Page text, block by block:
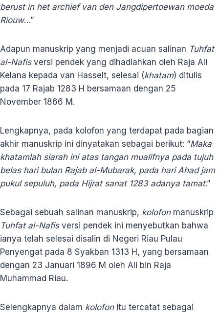
berust in het archief van den Jangdipertoewan moeda
Riouw…”
Adapun manuskrip yang menjadi acuan salinan Tuhfat
al-Nafisversi pendek yang dihadiahkan oleh Raja Ali
Kelana kepada van Hasselt, selesai (khatam) ditulis
pada 17 Rajab 1283 H bersamaan dengan 25
November 1866 M.
Lengkapnya, pada kolofon yang terdapat pada bagian
akhir manuskrip ini dinyatakan sebagai berikut: “Maka
khatamlah siarah ini atas tangan mualifnya pada tujuh
belas hari bulan Rajab al-Mubarak, pada hari Ahad jam
pukul sepuluh, pada Hijrat sanat 1283 adanya tamat.”
Sebagai sebuah salinan manuskrip, kolofonmanuskrip
Tuhfat al-Nafisversi pendek ini menyebutkan bahwa
ianya telah selesai disalin di Negeri Riau Pulau
Penyengat pada 8 Syakban 1313 H, yang bersamaan
dengan 23 Januari 1896 M oleh Ali bin Raja
Muhammad Riau.
Selengkapnya dalam kolofonitu tercatat sebagai